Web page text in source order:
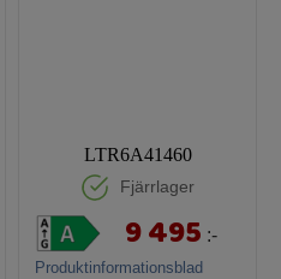
LTR6A41460
Fjärrlager
Produktinformationsblad
9 495 :-